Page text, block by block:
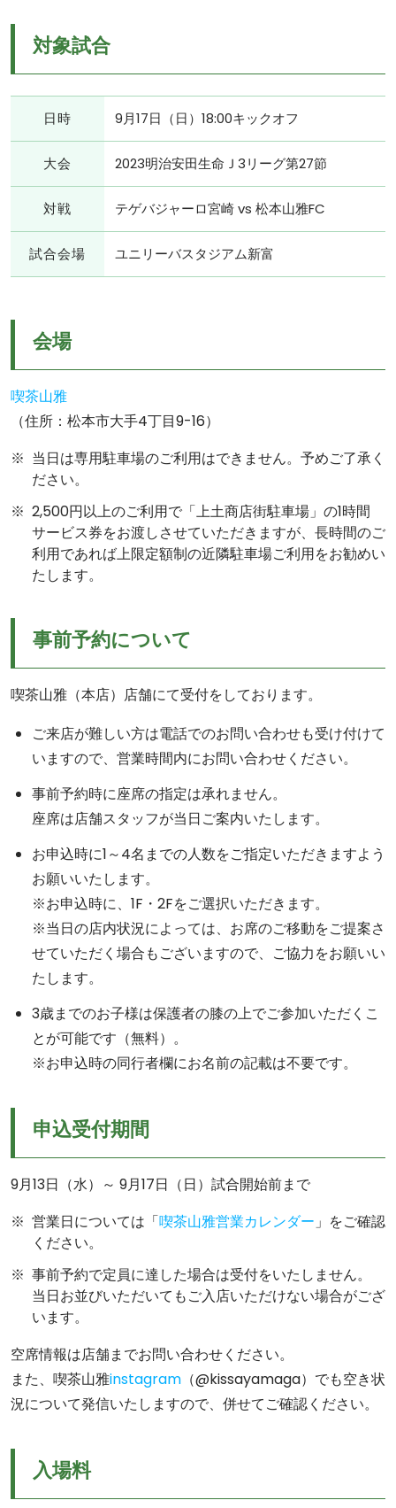
対象試合
日時 9月17日（日）18:00キックオフ
大会 2023明治安田生命Ｊ3リーグ第27節
対戦 テゲバジャーロ宮崎 vs 松本山雅FC
試合会場 ユニリーバスタジアム新富
会場
喫茶山雅
（住所：松本市大手4丁目9-16）
当日は専用駐車場のご利用はできません。予めご了承く
ださい。
2,500円以上のご利用で「上土商店街駐車場」の1時間
サービス券をお渡しさせていただきますが、長時間のご
利用であれば上限定額制の近隣駐車場ご利用をお勧めい
たします。
事前予約について
喫茶山雅（本店）店舗にて受付をしております。
ご来店が難しい方は電話でのお問い合わせも受け付けて
いますので、営業時間内にお問い合わせください。
事前予約時に座席の指定は承れません。
座席は店舗スタッフが当日ご案内いたします。
お申込時に1～4名までの人数をご指定いただきますよう
お願いいたします。
※お申込時に、1F・2Fをご選択いただきます。
※当日の店内状況によっては、お席のご移動をご提案さ
せていただく場合もございますので、ご協力をお願いい
たします。
3歳までのお子様は保護者の膝の上でご参加いただくこ
とが可能です（無料）。
※お申込時の同行者欄にお名前の記載は不要です。
申込受付期間
9月13日（水）～ 9月17日（日）試合開始前まで
営業日については「喫茶山雅営業カレンダー」をご確認
ください。
事前予約で定員に達した場合は受付をいたしません。
当日お並びいただいてもご入店いただけない場合がござ
います。
空席情報は店舗までお問い合わせください。
また、喫茶山雅instagram （@kissayamaga）でも空き状
況について発信いたしますので、併せてご確認ください。
入場料